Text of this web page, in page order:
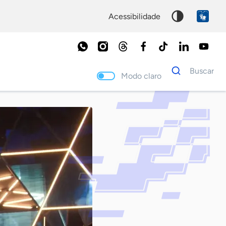
acessibilidade
Modo claro
Dados
para
Buscar
Palavra
chave